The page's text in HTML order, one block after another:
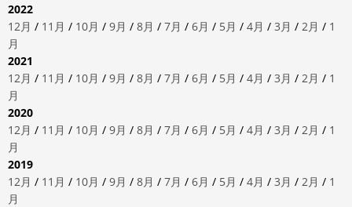
2022
12月 / 11月 / 10月 / 9月 / 8月 / 7月 / 6月 / 5月 / 4月 / 3月 / 2月 / 1
月
2021
12月 / 11月 / 10月 / 9月 / 8月 / 7月 / 6月 / 5月 / 4月 / 3月 / 2月 / 1
月
2020
12月 / 11月 / 10月 / 9月 / 8月 / 7月 / 6月 / 5月 / 4月 / 3月 / 2月 / 1
月
2019
12月 / 11月 / 10月 / 9月 / 8月 / 7月 / 6月 / 5月 / 4月 / 3月 / 2月 / 1
月